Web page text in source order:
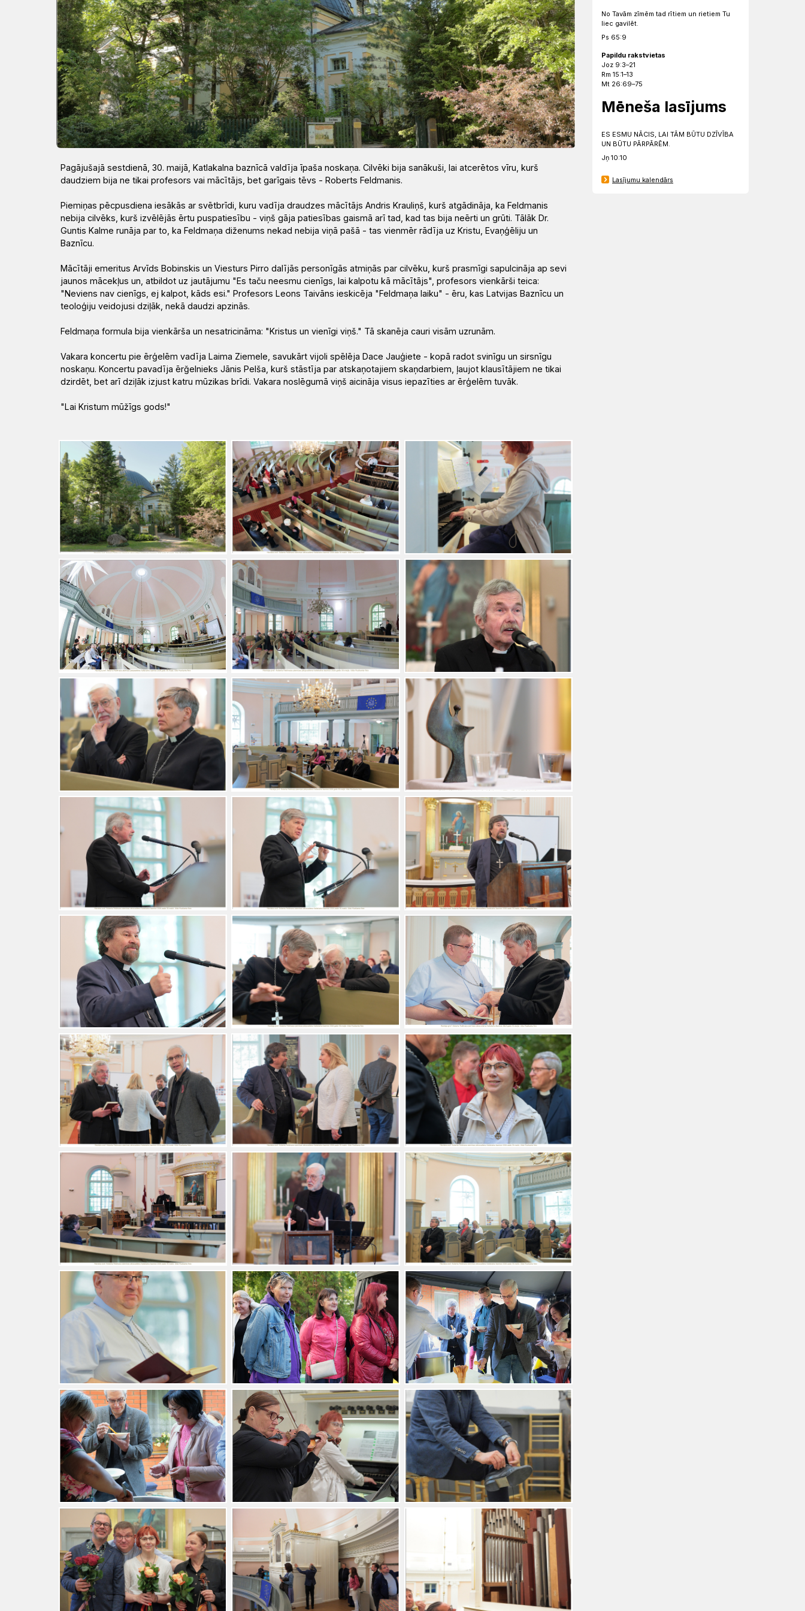
kristietību
Pagājušajā sestdienā, 30. maijā, Katlakalna baznīcā valdīja īpaša noskaņa. Cilvēki bija sanākuši, lai atcerētos vīru, kurš
daudziem bija ne tikai profesors vai mācītājs, bet garīgais tēvs - Roberts Feldmanis.
Piemiņas pēcpusdiena iesākās ar svētbrīdi, kuru vadīja draudzes mācītājs Andris Krauliņš, kurš atgādināja, ka Feldmanis
nebija cilvēks, kurš izvēlējās ērtu puspatiesību - viņš gāja patiesības gaismā arī tad, kad tas bija neērti un grūti. Tālāk Dr.
Guntis Kalme runāja par to, ka Feldmaņa diženums nekad nebija viņā pašā - tas vienmēr rādīja uz Kristu, Evaņģēliju un
Baznīcu.
Mācītāji emeritus Arvīds Bobinskis un Viesturs Pirro dalījās personīgās atmiņās par cilvēku, kurš prasmīgi sapulcināja ap sevi
jaunos mācekļus un, atbildot uz jautājumu "Es taču neesmu cienīgs, lai kalpotu kā mācītājs", profesors vienkārši teica:
"Neviens nav cienīgs, ej kalpot, kāds esi." Profesors Leons Taivāns ieskicēja "Feldmaņa laiku" - ēru, kas Latvijas Baznīcu un
teoloģiju veidojusi dziļāk, nekā daudzi apzinās.
Feldmaņa formula bija vienkārša un nesatricināma: "Kristus un vienīgi viņš." Tā skanēja cauri visām uzrunām.
Vakara koncertu pie ērģelēm vadīja Laima Ziemele, savukārt vijoli spēlēja Dace Jauģiete - kopā radot svinīgu un sirsnīgu
noskaņu. Koncertu pavadīja ērğelnieks Jānis Pelša, kurš stāstīja par atskaņotajiem skaņdarbiem, ļaujot klausītājiem ne tikai
dzirdēt, bet arī dziļāk izjust katru mūzikas brīdi. Vakara noslēgumā viņš aicināja visus iepazīties ar ērģelēm tuvāk.
"Lai Kristum mūžīgs gods!"
No Tavām zīmēm tad rītiem un rietiem Tu
liec gavilēt.
Ps 65:9
Papildu rakstvietas
Joz 9:3–21
Rm 15:1–13
Mt 26:69–75
Mēneša lasījums
ES ESMU NĀCIS, LAI TĀM BŪTU DZĪVĪBA
UN BŪTU PĀRPĀRĒM.
Jņ 10:10
Lasījumu kalendārs